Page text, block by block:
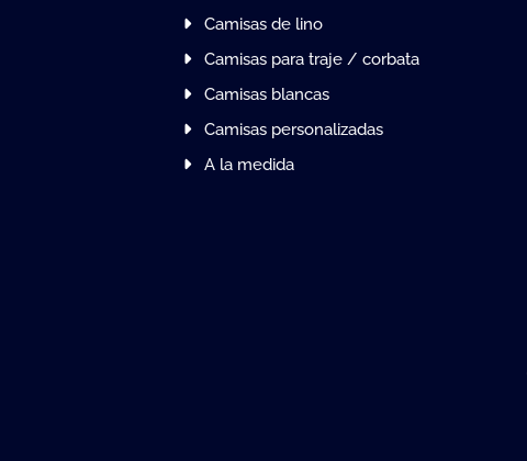
Camisas de lino
Camisas para traje / corbata
Camisas blancas
Camisas personalizadas
A la medida